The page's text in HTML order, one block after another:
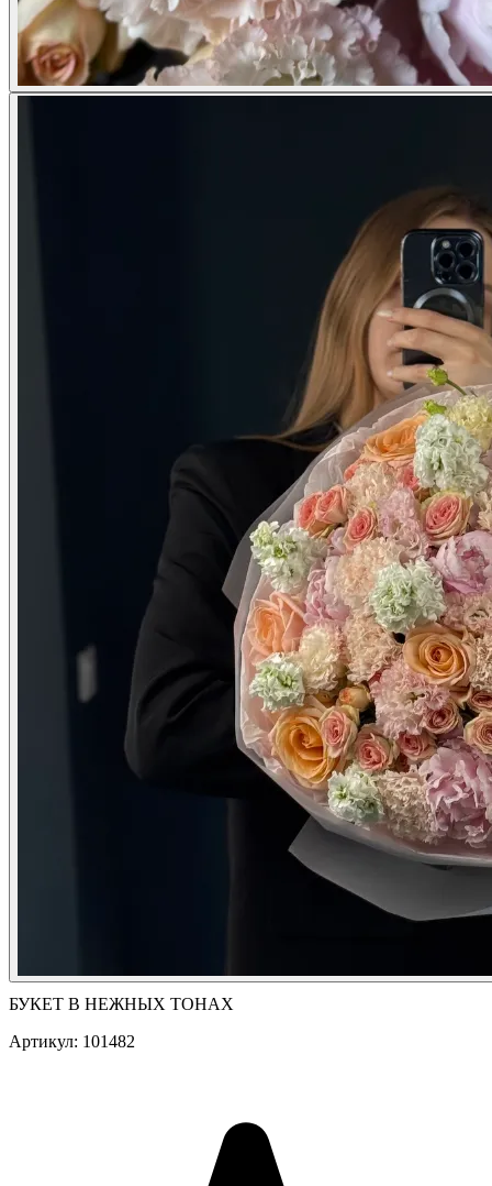
БУКЕТ В НЕЖНЫХ ТОНАХ
Артикул: 101482